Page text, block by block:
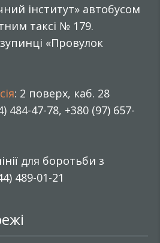
інститут» автобусом
таксі № 179.
«Провулок
: 2 поверх, каб. 28
484-47-78, +380 (97) 657-
для боротьби з
489-01-21